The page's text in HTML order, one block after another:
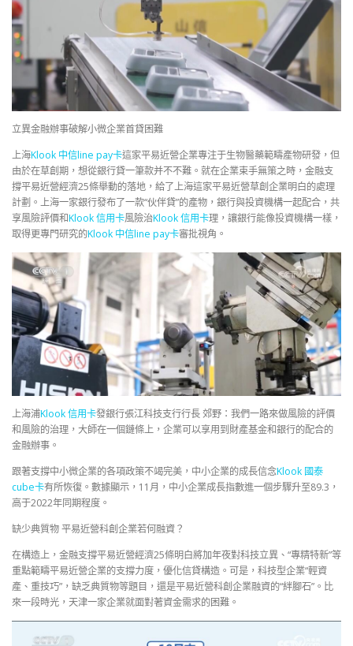
立異金融辦事破解小微企業首貸困難
上海Klook 中信line pay卡這家平易近營企業專注于生物醫藥範疇產物研發，但
由於在草創期，想從銀行貸一筆款并不不難。就在企業束手無策之時，金融支
撐平易近營經濟25條舉動的落地，給了上海這家平易近營草創企業明白的處理
計劃。上海一家銀行發布了一款“伙伴貸”的產物，銀行與投資機構一起配合，共
享風險評價和Klook 信用卡風險治Klook 信用卡理，讓銀行能像投資機構一樣，
取得更專門研究的Klook 中信line pay卡審批視角。
上海浦Klook 信用卡發銀行張江科技支行行長 郊野：我們一路來做風險的評價
和風險的治理，大師在一個鏈條上，企業可以享用到財產基金和銀行的配合的
金融辦事。
跟著支撐中小微企業的各項政策不竭完美，中小企業的成長信念Klook 國泰
cube卡有所恢復。數據顯示，11月，中小企業成長指數進一個步驟升至89.3，
高于2022年同期程度。
缺少典質物 平易近營科創企業若何融資？
在構造上，金融支撐平易近營經濟25條明白將加年夜對科技立異、“專精特新”等
重點範疇平易近營企業的支撐力度，優化信貸構造。可是，科技型企業“輕資
產、重技巧”，缺乏典質物等題目，還是平易近營科創企業融資的“絆腳石”。比
來一段時光，天津一家企業就面對著資金需求的困難。